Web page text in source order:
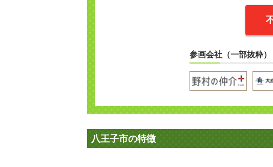
参画会社（一部抜粋）
八王子市の特徴